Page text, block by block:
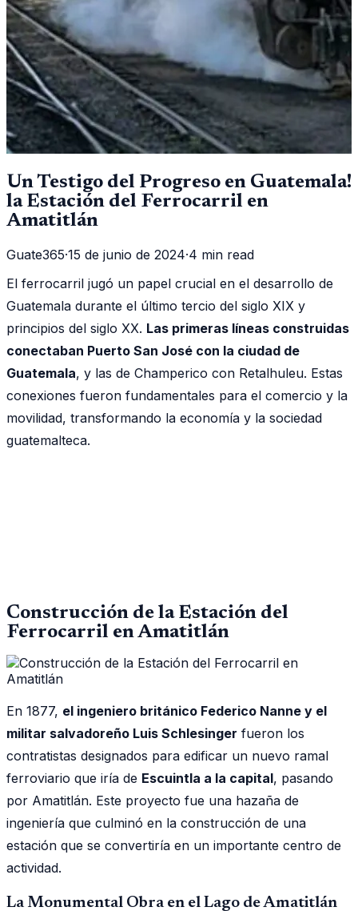
Un Testigo del Progreso en Guatemala!
la Estación del Ferrocarril en
Amatitlán
Guate365·15 de junio de 2024·4 min read
El ferrocarril jugó un papel crucial en el desarrollo de
Guatemala durante el último tercio del siglo XIX y
principios del siglo XX. Las primeras líneas construidas
conectaban Puerto San José con la ciudad de
Guatemala, y las de Champerico con Retalhuleu. Estas
conexiones fueron fundamentales para el comercio y la
movilidad, transformando la economía y la sociedad
guatemalteca.
Construcción de la Estación del
Ferrocarril en Amatitlán
En 1877, el ingeniero británico Federico Nanne y el
militar salvadoreño Luis Schlesinger fueron los
contratistas designados para edificar un nuevo ramal
ferroviario que iría de Escuintla a la capital, pasando
por Amatitlán. Este proyecto fue una hazaña de
ingeniería que culminó en la construcción de una
estación que se convertiría en un importante centro de
actividad.
La Monumental Obra en el Lago de Amatitlán